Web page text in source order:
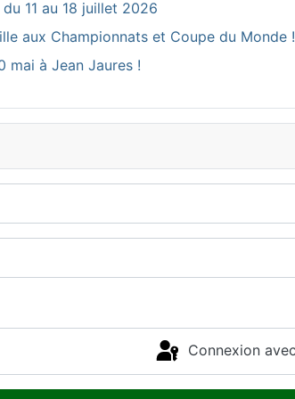
11 au 18 juillet 2026
aux Championnats et Coupe du Monde !
mai à Jean Jaures !
Connexion